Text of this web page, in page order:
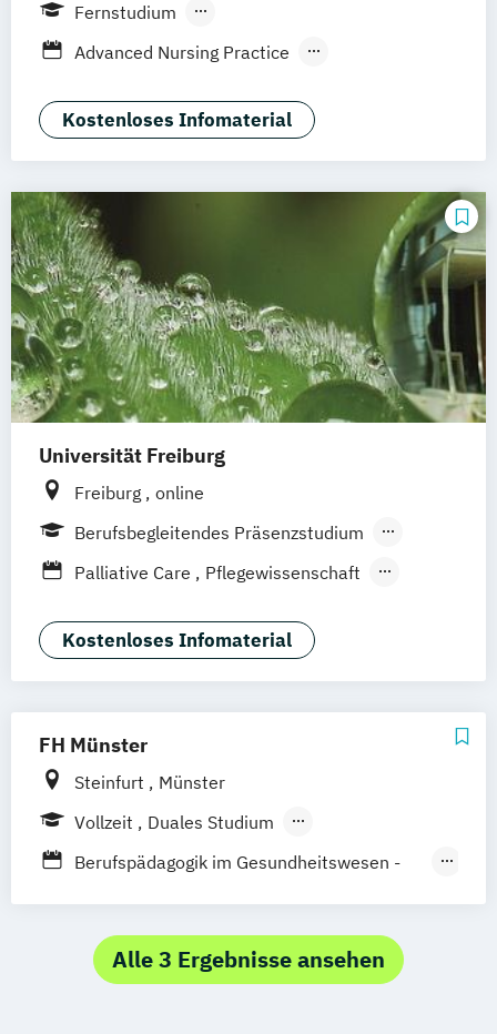
Fernstudium
Berufsbegleitendes Präsenzstudium
Advanced Nursing Practice
Nursing and Allied Health Sciences
Palliative Care Pflegewissenschaft
Kostenloses Infomaterial
Universität Freiburg
Freiburg
online
Berufsbegleitendes Präsenzstudium
Vollzeit
Palliative Care
Pflegewissenschaft
Kostenloses Infomaterial
FH Münster
Steinfurt
Münster
Vollzeit
Duales Studium
Berufsbegleitendes Präsenzstudium
Berufspädagogik im Gesundheitswesen -
Fachrichtung Therapie
Bildung im Gesundheitswesen –
Alle 3 Ergebnisse ansehen